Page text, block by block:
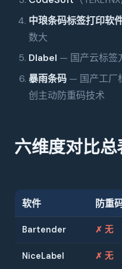
中琅条码标签打印软
数大
Dlabel — 国产云标签
暴雨条码 — 国产工厂
创主动防重码技术
六维度对比总
软件 防重
Bartender ✗ 无
NiceLabel ✗ 无